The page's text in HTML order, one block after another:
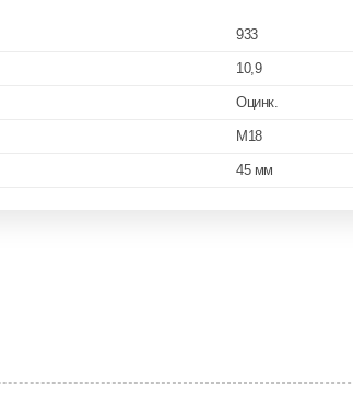
933
10,9
Оцинк.
M18
45 мм